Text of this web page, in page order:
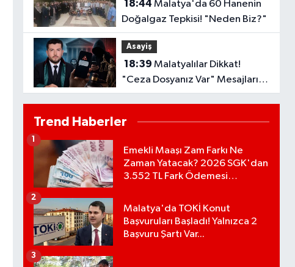
18:44
Doğalgaz Tepkisi! "Neden Biz?"
Asayiş
18:39
"Ceza Dosyanız Var" Mesajlarına
Sakın Kanmayın
Trend Haberler
Emekli Maaşı Zam Farkı Ne
Zaman Yatacak? 2026 SGK'dan
3.552 TL Fark Ödemesi
1
Malatya'da TOKİ Konut
Başvuruları Başladı! Yalnızca 2
Başvuru Şartı Var...
2
3